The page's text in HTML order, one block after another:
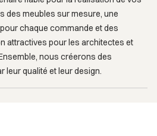
des meubles sur mesure, une
chaque commande et des
attractives pour les architectes et
nous créerons des
leur qualité et leur design.